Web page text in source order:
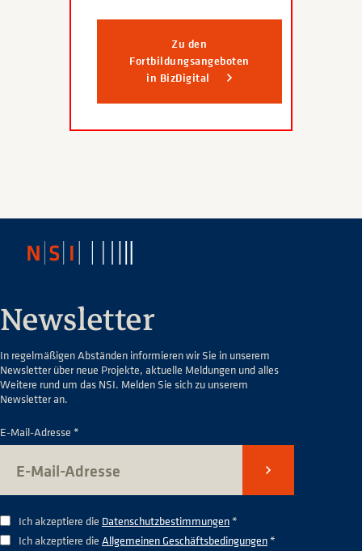
Zu den
Fortbildungsangeboten
in BizDigital
Newsletter
In regelmäßigen Abständen informieren wir Sie in unserem
Newsletter über neue Projekte, aktuelle Meldungen und alles
Weitere rund um das NSI. Melden Sie sich zu unserem
Newsletter an.
E-Mail-Adresse *
Senden
Ich akzeptiere die Datenschutzbestimmungen*
Ich akzeptiere die Allgemeinen Geschäftsbedingungen*